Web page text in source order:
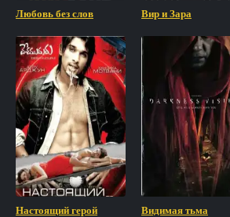
Любовь без слов Вир и Зара
Настоящий герой Видимая тьма